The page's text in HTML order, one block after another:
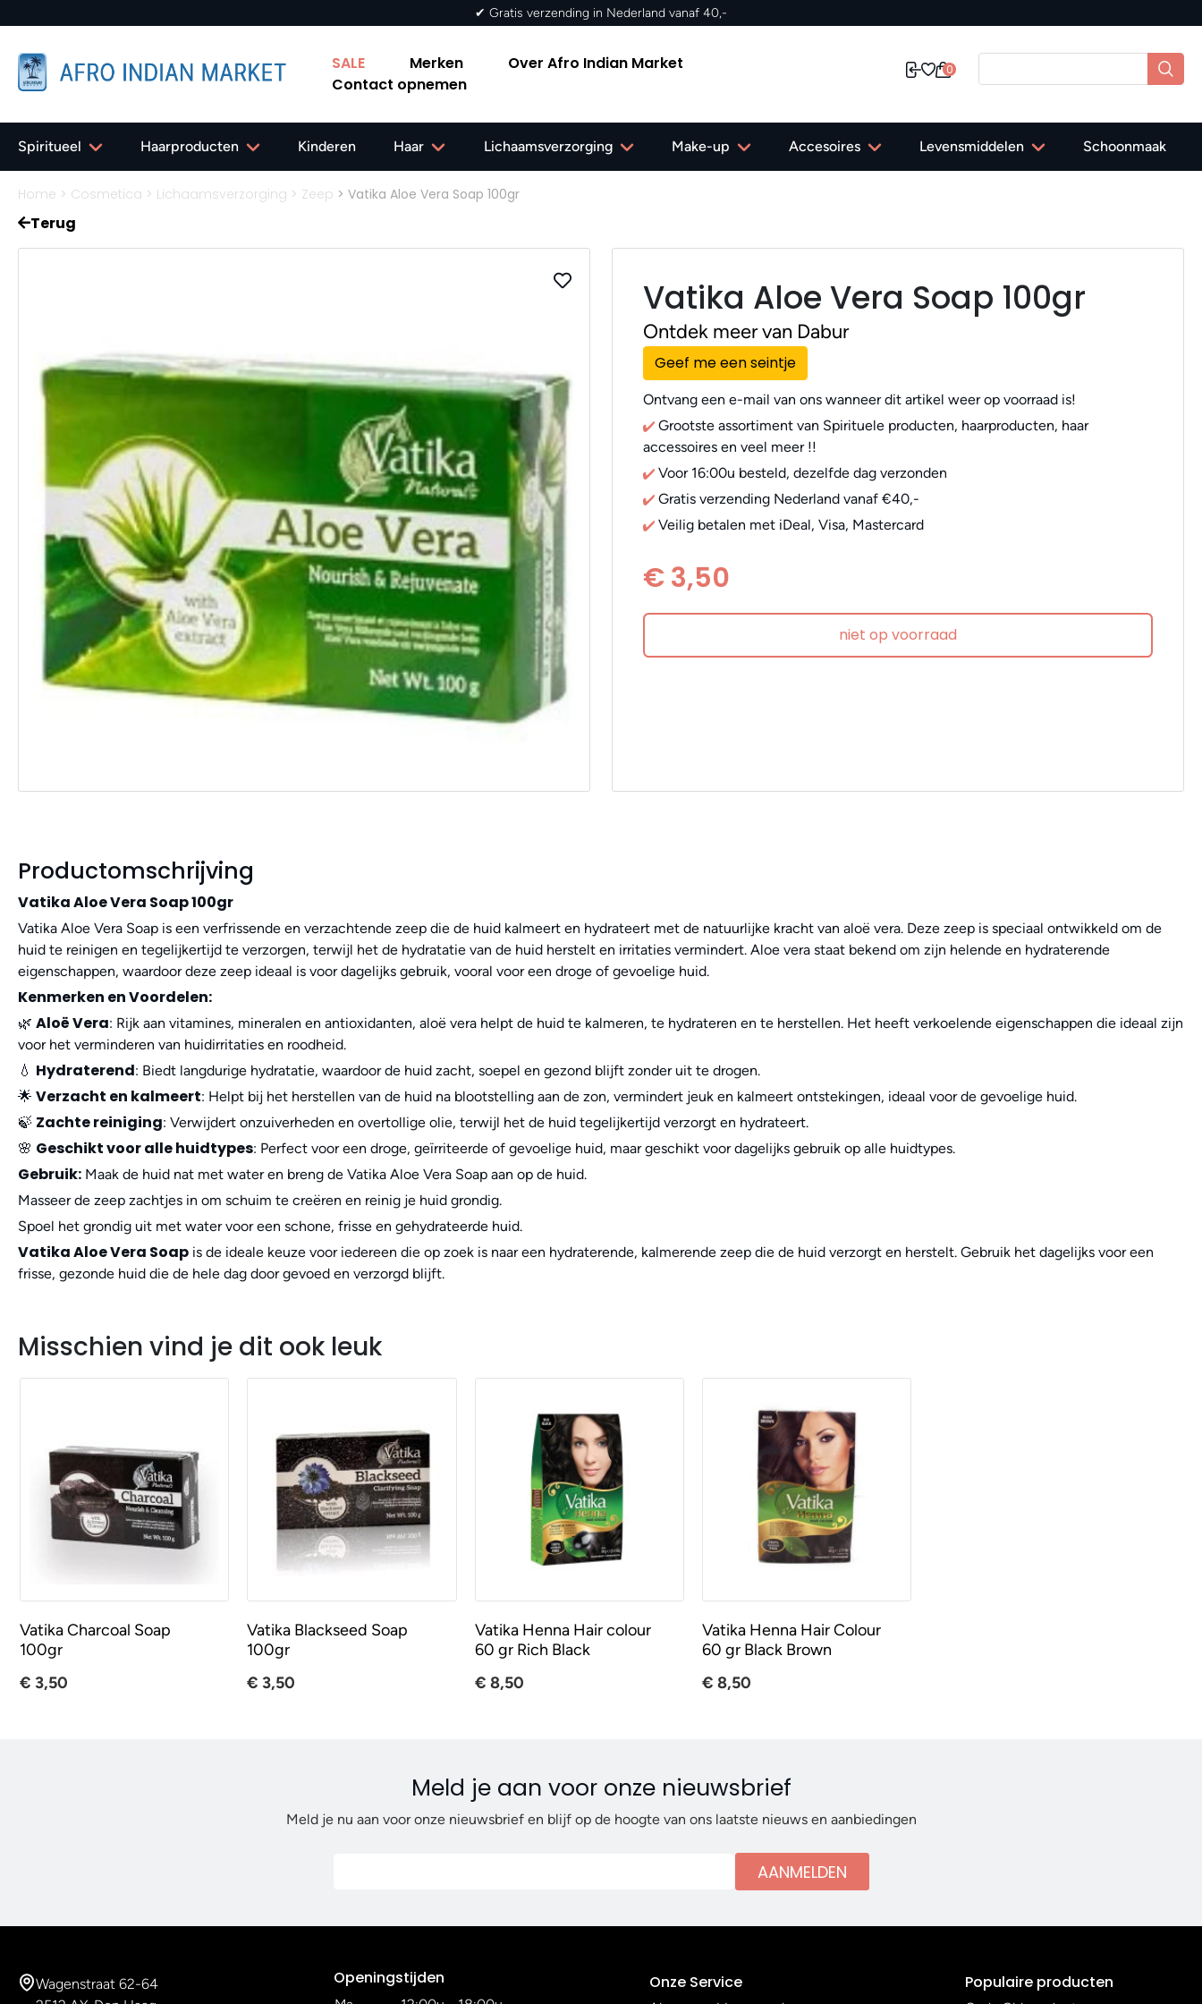
✔ Gratis verzending in Nederland vanaf 40,-
SALE Merken
Over Afro Indian Market
Contact opnemen
0
Spiritueel Haarproducten Kinderen Haar Lichaamsverzorging Make-up Accesoires Levensmiddelen Schoonmaak
Home > Cosmetica > Lichaamsverzorging > Zeep > Vatika Aloe Vera Soap 100gr
Terug
Vatika Aloe Vera Soap 100gr
Ontdek meer van Dabur
Geef me een seintje
Ontvang een e-mail van ons wanneer dit artikel weer op voorraad is!
Grootste assortiment van Spirituele producten, haarproducten, haar
accessoires en veel meer !!
Voor 16:00u besteld, dezelfde dag verzonden
Gratis verzending Nederland vanaf €40,-
Veilig betalen met iDeal, Visa, Mastercard
€ 3,50
niet op voorraad
Productomschrijving
Vatika Aloe Vera Soap 100gr
Vatika Aloe Vera Soap is een verfrissende en verzachtende zeep die de huid kalmeert en hydrateert met de natuurlijke kracht van aloë vera. Deze zeep is speciaal ontwikkeld om de
huid te reinigen en tegelijkertijd te verzorgen, terwijl het de hydratatie van de huid herstelt en irritaties vermindert. Aloe vera staat bekend om zijn helende en hydraterende
eigenschappen, waardoor deze zeep ideaal is voor dagelijks gebruik, vooral voor een droge of gevoelige huid.
Kenmerken en Voordelen:
🌿 Aloë Vera: Rijk aan vitamines, mineralen en antioxidanten, aloë vera helpt de huid te kalmeren, te hydrateren en te herstellen. Het heeft verkoelende eigenschappen die ideaal zijn
voor het verminderen van huidirritaties en roodheid.
💧 Hydraterend: Biedt langdurige hydratatie, waardoor de huid zacht, soepel en gezond blijft zonder uit te drogen.
🌟 Verzacht en kalmeert: Helpt bij het herstellen van de huid na blootstelling aan de zon, vermindert jeuk en kalmeert ontstekingen, ideaal voor de gevoelige huid.
🍃 Zachte reiniging: Verwijdert onzuiverheden en overtollige olie, terwijl het de huid tegelijkertijd verzorgt en hydrateert.
🌸 Geschikt voor alle huidtypes: Perfect voor een droge, geïrriteerde of gevoelige huid, maar geschikt voor dagelijks gebruik op alle huidtypes.
Gebruik: Maak de huid nat met water en breng de Vatika Aloe Vera Soap aan op de huid.
Masseer de zeep zachtjes in om schuim te creëren en reinig je huid grondig.
Spoel het grondig uit met water voor een schone, frisse en gehydrateerde huid.
Vatika Aloe Vera Soap is de ideale keuze voor iedereen die op zoek is naar een hydraterende, kalmerende zeep die de huid verzorgt en herstelt. Gebruik het dagelijks voor een
frisse, gezonde huid die de hele dag door gevoed en verzorgd blijft.
Misschien vind je dit ook leuk
Vatika Charcoal Soap
100gr
€ 3,50
Vatika Blackseed Soap
100gr
€ 3,50
Vatika Henna Hair colour
60 gr Rich Black
€ 8,50
Vatika Henna Hair Colour
60 gr Black Brown
€ 8,50
Meld je aan voor onze nieuwsbrief
Meld je nu aan voor onze nieuwsbrief en blijf op de hoogte van ons laatste nieuws en aanbiedingen
AANMELDEN
Wagenstraat 62-64
Openingstijden Onze Service Populaire producten